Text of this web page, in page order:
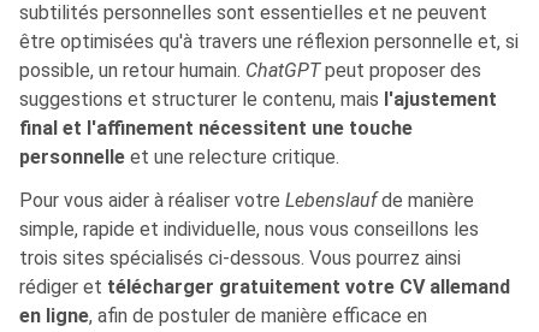
subtilités personnelles sont essentielles et ne peuvent
être optimisées qu'à travers une réflexion personnelle et, si
possible, un retour humain. ChatGPTpeut proposer des
suggestions et structurer le contenu, mais l'ajustement
final et l'affinement nécessitent une touche
personnelle et une relecture critique.
Pour vous aider à réaliser votre Lebenslaufde manière
simple, rapide et individuelle, nous vous conseillons les
trois sites spécialisés ci-dessous. Vous pourrez ainsi
rédiger et télécharger gratuitement votre CV allemand
en ligne, afin de postuler de manière efficace en